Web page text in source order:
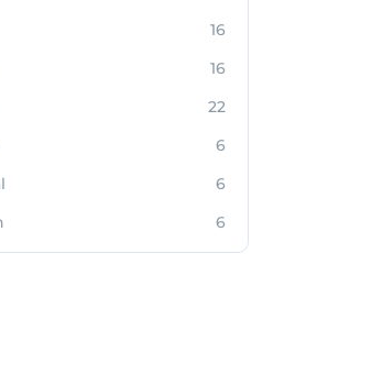
16
16
22
6
6
6